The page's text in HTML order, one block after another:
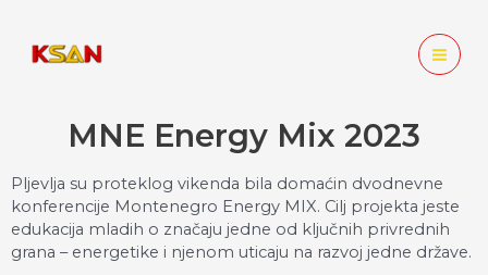
MNE Energy Mix 2023
Pljevlja su proteklog vikenda bila domaćin dvodnevne
konferencije Montenegro Energy MIX. Cilj projekta jeste
edukacija mladih o značaju jedne od ključnih privrednih
grana – energetike i njenom uticaju na razvoj jedne države.